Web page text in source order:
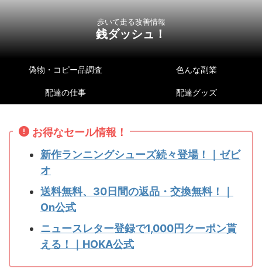
歩いて走る改善情報
銭ダッシュ！
偽物・コピー品調査 色んな副業
配達の仕事 配達グッズ
お得なセール情報！
新作ランニングシューズ続々登場！｜ゼビ
オ
送料無料、30日間の返品・交換無料！｜
On公式
ニュースレター登録で1,000円クーポン貰
える！｜HOKA公式